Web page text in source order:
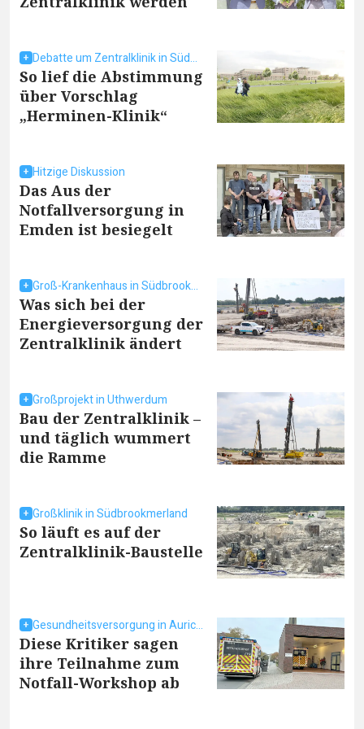
Debatte um Zentralklinik in Südbrookmerland
So lief die Abstimmung
über Vorschlag
„Herminen-Klinik“
Hitzige Diskussion
Das Aus der
Notfallversorgung in
Emden ist besiegelt
Groß-Krankenhaus in Südbrookmerland
Was sich bei der
Energieversorgung der
Zentralklinik ändert
Großprojekt in Uthwerdum
Bau der Zentralklinik –
und täglich wummert
die Ramme
Großklinik in Südbrookmerland
So läuft es auf der
Zentralklinik-Baustelle
Gesundheitsversorgung in Aurich und Emden
Diese Kritiker sagen
ihre Teilnahme zum
Notfall-Workshop ab